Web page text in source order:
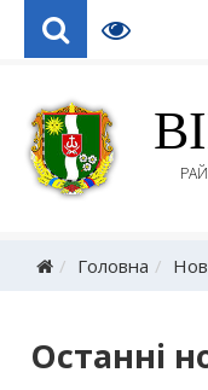
Головна
Останні